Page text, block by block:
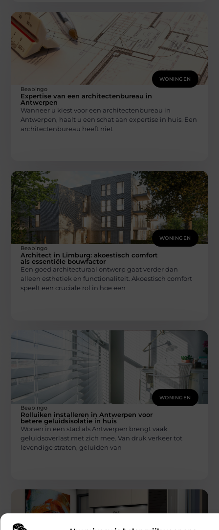
WONINGEN
Beabingo
Expertise van een architectenbureau in
Antwerpen
Wanneer u kiest voor een architectenbureau in
Antwerpen, haalt u een schat aan expertise in huis. Een
architectenbureau heeft niet
WONINGEN
Beabingo
Architect in Limburg: akoestisch comfort
als essentiële bouwfactor
Een goed architecturaal ontwerp gaat verder dan
alleen esthetiek en functionaliteit. Akoestisch comfort
speelt een cruciale rol in hoe een
WONINGEN
Beabingo
Rolluiken installeren in Antwerpen voor
betere geluidsisolatie in huis
Wonen in een stad als Antwerpen brengt vaak
geluidsoverlast met zich mee. Van druk verkeer tot
levendige straten, geluiden van